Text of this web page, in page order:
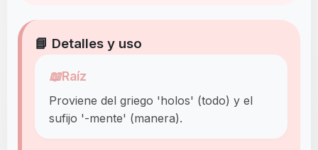
📘 Detalles y uso
📖Raíz
Proviene del griego 'holos' (todo) y el
sufijo '-mente' (manera).